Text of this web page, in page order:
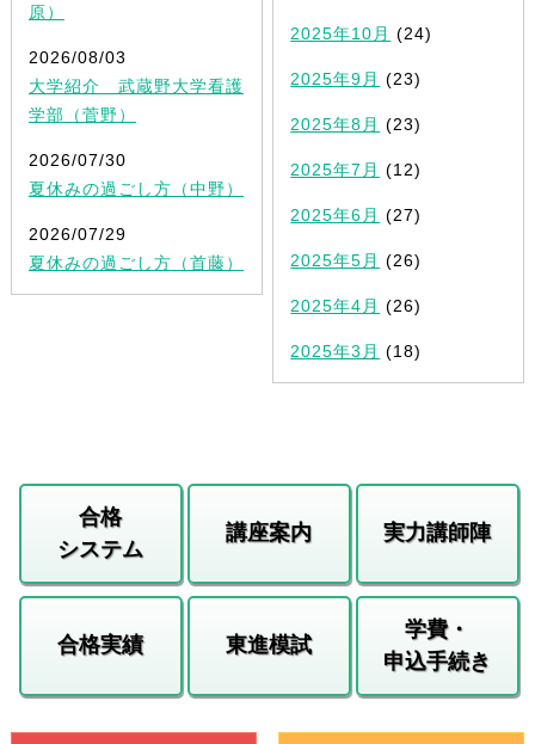
原）
2026/08/03
大学紹介 武蔵野大学看護
学部（菅野）
2026/07/30
夏休みの過ごし方（中野）
2026/07/29
夏休みの過ごし方（首藤）
2025年10月 (24)
2025年9月 (23)
2025年8月 (23)
2025年7月 (12)
2025年6月 (27)
2025年5月 (26)
2025年4月 (26)
2025年3月 (18)
合格
システム
講座案内 実力講師陣
合格実績 東進模試
学費・
申込手続き